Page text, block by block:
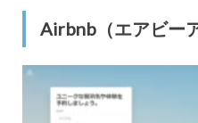
Airbnb（エアビー